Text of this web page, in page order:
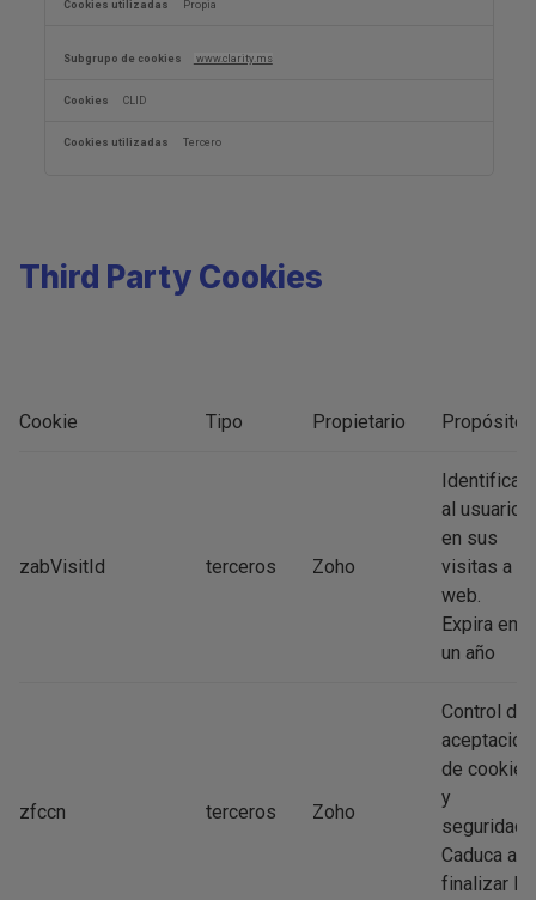
Propia
www.clarity.ms
CLID
Tercero
Third Party Cookies
Cookie Tipo Propietario Propósito
zabVisitId terceros Zoho
Identificar
al usuario
en sus
visitas a la
web.
Expira en
un año
zfccn terceros Zoho
Control de
aceptación
de cookies
y
seguridad.
Caduca al
finalizar la